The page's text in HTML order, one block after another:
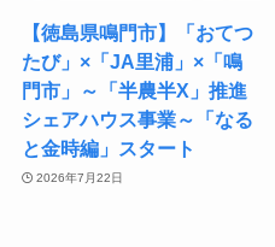
【徳島県鳴門市】「おてつ
たび」×「JA里浦」×「鳴
門市」～「半農半X」推進
シェアハウス事業～「なる
と金時編」スタート
2026年7月22日